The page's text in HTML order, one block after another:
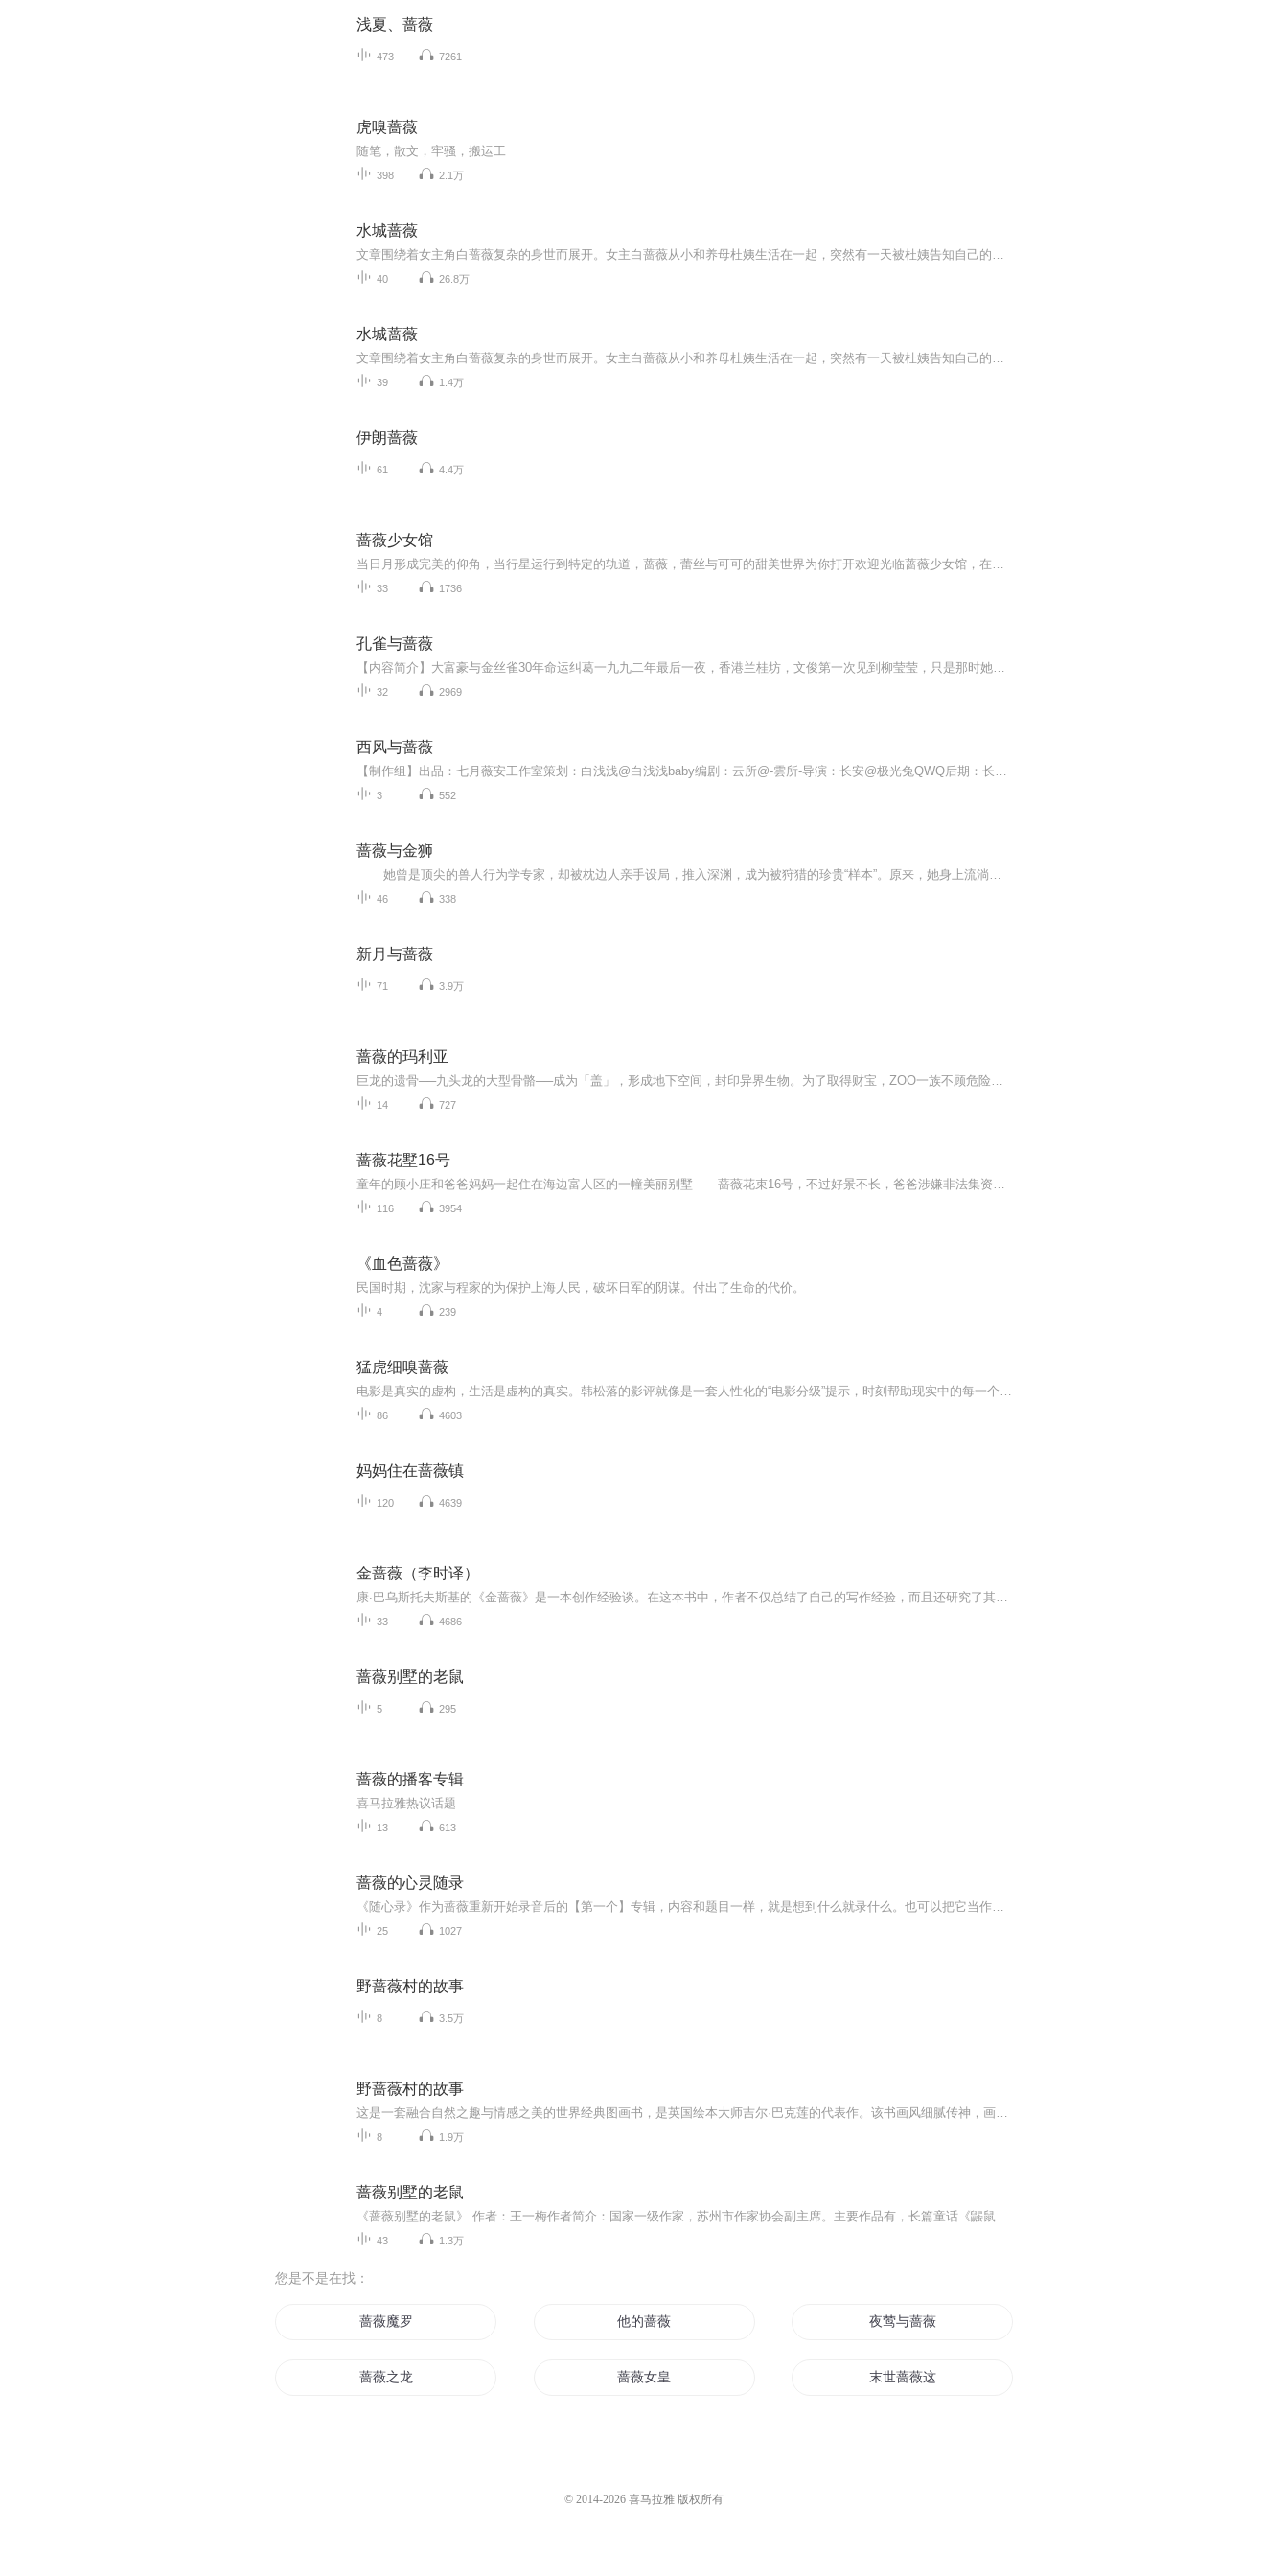
浅夏、蔷薇
473 7261
虎嗅蔷薇
随笔，散文，牢骚，搬运工
398 2.1万
水城蔷薇
文章围绕着女主角白蔷薇复杂的身世而展开。女主白蔷薇从小和养母杜姨生活在一起，突然有一天被杜姨告知自己的身世，随之而来的是被带到和她有血缘关系的神秘爷爷白远华家，却万万没想到，自己的亲生爷爷似乎并不喜欢自己。男主蓝洋是父亲对付仇人白远华的...
40 26.8万
水城蔷薇
文章围绕着女主角白蔷薇复杂的身世而展开。女主白蔷薇从小和养母杜姨生活在一起，突然有一天被杜姨告知自己的身世，随之而来的是被带到和她有血缘关系的神秘爷爷白远华家，却万万没想到，自己的亲生爷爷似乎并不喜欢自己。男主蓝洋是父亲对付仇人白远华的...
39 1.4万
伊朗蔷薇
61 4.4万
蔷薇少女馆
当日月形成完美的仰角，当行星运行到特定的轨道，蔷薇，蕾丝与可可的甜美世界为你打开欢迎光临蔷薇少女馆，在这里悲伤的少女可以找到快乐快乐的少女，可以找到幸福幸福的少女，可以找到完美，请相信每一位少女都可以接近完美
33 1736
孔雀与蔷薇
【内容简介】大富豪与金丝雀30年命运纠葛一九九二年最后一夜，香港兰桂坊，文俊第一次见到柳莹莹，只是那时她心有所属。他说，我可以给你想要的一切，除了文太太的身份。他说，无论你心系着谁，你都只能身老于此。【作者/主播简介】作者：米炎凉，湖南人民...
32 2969
西风与蔷薇
【制作组】出品：七月薇安工作室策划：白浅浅@白浅浅baby编剧：云所@-雲所-导演：长安@极光兔QWQ后期：长生@我就想叫长生【配音组】（按出场）扬一：声声慢@世界末日的某一个角落夏深：赟珩@-赟珩白山：夏涵@夏涵Dale陈柠：秦煜昕@秦煜昕Zephyrus：无枝少...
3 552
蔷薇与金狮
她曾是顶尖的兽人行为学专家，却被枕边人亲手设局，推入深渊，成为被狩猎的珍贵“样本”。原来，她身上流淌着传说中的“兽王”血脉，是解开基因枷锁的终极钥匙。 绝境中，一头神秘的金狮踏破黑暗而来，竟是她早已葬身悬崖的守护者学长。 从猎物...
46 338
新月与蔷薇
71 3.9万
蔷薇的玛利亚
巨龙的遗骨──九头龙的大型骨骼──成为「盖」，形成地下空间，封印异界生物。为了取得财宝，ZOO一族不顾危险潜入地底。美丽又靠不住的老大，玛利亚罗斯，应──应该可以平安取得宝物吧！！分裂的危机、意想不到的敌人！伙伴陷入危险当中、令人战栗的魔导...
14 727
蔷薇花墅16号
童年的顾小庄和爸爸妈妈一起住在海边富人区的一幢美丽别墅——蔷薇花束16号，不过好景不长，爸爸涉嫌非法集资，还不上，从老家乡亲们那里借的欠款，只好带着妈妈四处逃避，不知去向。顾小庄被送到爷爷奶奶家所在的青牛镇，受尽了乡亲们和小伙伴的白眼，再...
116 3954
《血色蔷薇》
民国时期，沈家与程家的为保护上海人民，破坏日军的阴谋。付出了生命的代价。
4 239
猛虎细嗅蔷薇
电影是真实的虚构，生活是虚构的真实。韩松落的影评就像是一套人性化的“电影分级”提示，时刻帮助现实中的每一个其实并不那么“内心强大”的我们，理解电影本身，并且借助电影观察人生，借助电影窥探时事，表达个人与电影的亲密接触。《为了报仇看电影》...
86 4603
妈妈住在蔷薇镇
120 4639
金蔷薇（李时译）
康∙巴乌斯托夫斯基的《金蔷薇》是一本创作经验谈。在这本书中，作者不仅总结了自己的写作经验，而且还研究了其他许多大作家（如雨果、福楼拜、莫泊桑、契诃夫、高尔基等）的创作活动。作者在这里探讨了写作上一系列的重要问题：作品构思的产生过程；作家...
33 4686
蔷薇别墅的老鼠
5 295
蔷薇的播客专辑
喜马拉雅热议话题
13 613
蔷薇的心灵随录
《随心录》作为蔷薇重新开始录音后的【第一个】专辑，内容和题目一样，就是想到什么就录什么。也可以把它当作一个奇奇怪怪的唠嗑节目。更新不定时。有些通知也会在专辑里发布。封面是我自己在研究生教室的黑板上画的，好看喵？
25 1027
野蔷薇村的故事
8 3.5万
野蔷薇村的故事
这是一套融合自然之趣与情感之美的世界经典图画书，是英国绘本大师吉尔·巴克莲的代表作。该书画风细腻传神，画面中隐藏着无数细节和线索，以一种科学的精确度描绘故事里的动物、植物、花园和树林……
8 1.9万
蔷薇别墅的老鼠
《蔷薇别墅的老鼠》 作者：王一梅作者简介：国家一级作家，苏州市作家协会副主席。主要作品有，长篇童话《鼹鼠的月亮河》《木偶的森林》等，系列童话《米拉和糖巫婆》，短篇童话集《书本里的蚂蚁》，小说《一片小树林》，图画书《遇见羊》等。作品获得第五届国家图书奖，第五届全国优秀儿童文学奖，第六届全国优秀儿童文学奖，中宣部第十届“五个一工程”奖。
43 1.3万
您是不是在找：
蔷薇魔罗 他的蔷薇 夜莺与蔷薇
蔷薇之龙 蔷薇女皇 末世蔷薇这个男人我要了
© 2014-2026 喜马拉雅 版权所有